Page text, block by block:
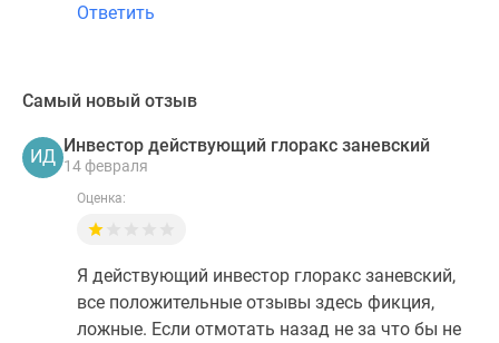
Ответить
Самый новый отзыв
ИД
Инвестор действующий глоракс заневский
14 февраля
Оценка:
Я действующий инвестор глоракс заневский,
все положительные отзывы здесь фикция,
ложные. Если отмотать назад не за что бы не